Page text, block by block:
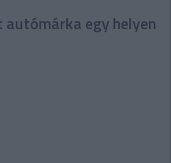
egy helyen